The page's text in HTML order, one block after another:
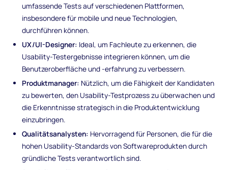
umfassende Tests auf verschiedenen Plattformen,
insbesondere für mobile und neue Technologien,
durchführen können.
UX/UI-Designer: Ideal, um Fachleute zu erkennen, die
Usability-Testergebnisse integrieren können, um die
Benutzeroberfläche und -erfahrung zu verbessern.
Produktmanager: Nützlich, um die Fähigkeit der Kandidaten
zu bewerten, den Usability-Testprozess zu überwachen und
die Erkenntnisse strategisch in die Produktentwicklung
einzubringen.
Qualitätsanalysten: Hervorragend für Personen, die für die
hohen Usability-Standards von Softwareprodukten durch
gründliche Tests verantwortlich sind.